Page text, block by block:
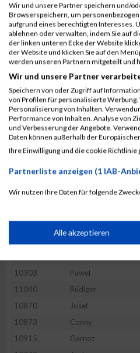
11089
Felix
10810
Lukas
10568
Lukas
10974
Serdar
10368
Joachim
10531
Falk
10543
Michael
10508
Gunnar
10383
Michael
10418
Martin
10483
Jens-Peter
10633
Thomas
Ekrem
10303
Pawel
11040
Rüdiger
10870
Josef
10873
Conny
10915
Gernot
Wir und unsere Partner speichern und/
Browserspeichern, um
aufgrund eines berechtigten Interesses.
ablehnen oder verwalten, indem Sie auf
der linken unteren Ecke der Website
der Website und klicken Sie auf den
werden unseren Partnern mitgeteilt und
Wir und unsere Partner
Speichern von oder Zugriff auf
von Profilen für personalisierte
Personalisierung von Inhalten.
Performance von Inhalten. Analyse von
und Verbesserung der Angebote.
Daten können außerhalb der
Ihre Einwilligung und die cookie
Partnerliste anzeigen (1 IAB-
Wir nutzen Ihre Daten für folgende
Speichern von oder Zugriff
Erstellung von Profilen für
Verwendung von Profilen zur
Alle akzeptieren